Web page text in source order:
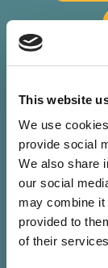
This website
We use
provide social
We also share
our social
may combine it
provided to
of their